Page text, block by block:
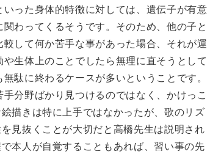
いった身体的特徴に対しては、遺伝子が有意
関わってくるそうです。そのため、他の子と
較して何か苦手な事があった場合、それが運
や生体上のことでしたら無理に直そうとして
無駄に終わるケースが多いということです。
手分野ばかり見つけるのではなく、かけっこ
描きは特に上手ではなかったが、歌のリズ
見抜くことが大切だと高橋先生は説明され
本人が自覚することもあれば、習い事の先